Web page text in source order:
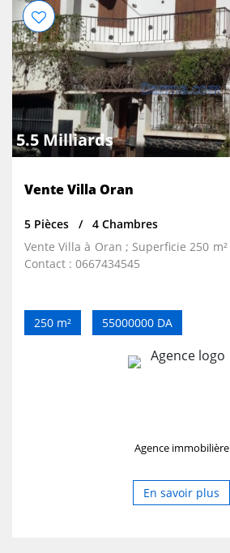
5.5 Milliards
Vente Villa Oran
5 Pièces
4 Chambres
Vente Villa à Oran ; Superficie 250 m² ; Prix 55000000 DA ;
Contact : 0667434545
250 m² 55000000 DA
Agence immobilière
En savoir plus